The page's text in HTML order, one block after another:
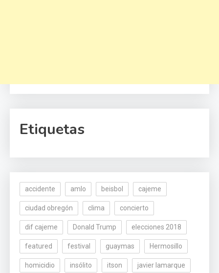
Etiquetas
accidente amlo beisbol cajeme
ciudad obregón clima concierto
dif cajeme Donald Trump elecciones 2018
featured festival guaymas Hermosillo
homicidio insólito itson javier lamarque